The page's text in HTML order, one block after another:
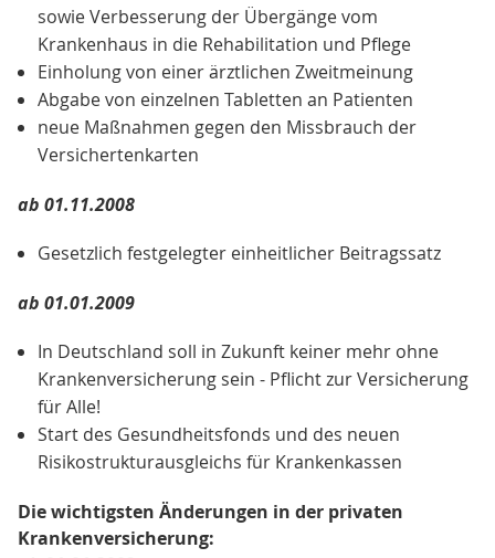
sowie Verbesserung der Übergänge vom
Krankenhaus in die Rehabilitation und Pflege
Einholung von einer ärztlichen Zweitmeinung
Abgabe von einzelnen Tabletten an Patienten
neue Maßnahmen gegen den Missbrauch der
Versichertenkarten
ab 01.11.2008
Gesetzlich festgelegter einheitlicher Beitragssatz
ab 01.01.2009
In Deutschland soll in Zukunft keiner mehr ohne
Krankenversicherung sein - Pflicht zur Versicherung
für Alle!
Start des Gesundheitsfonds und des neuen
Risikostrukturausgleichs für Krankenkassen
Die wichtigsten Änderungen in der privaten
Krankenversicherung: